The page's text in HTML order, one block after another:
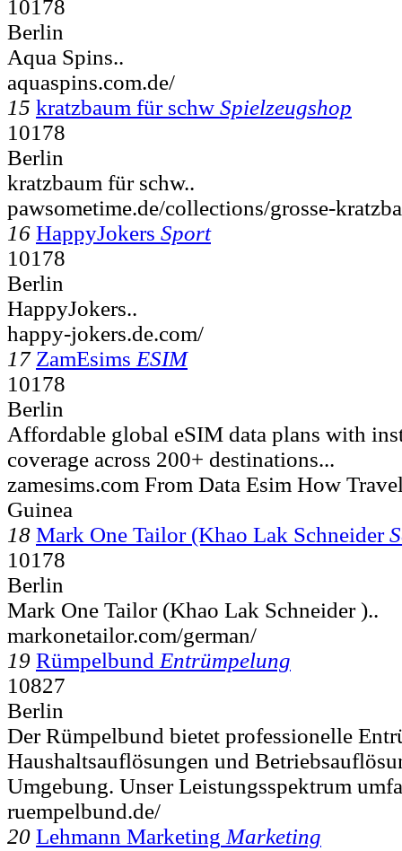
10178
Berlin
Aqua Spins..
aquaspins.com.de/
15 kratzbaum für schw Spielzeugshop
10178
Berlin
kratzbaum für schw..
pawsometime.de/collections/grosse-
16 HappyJokers Sport
10178
Berlin
HappyJokers..
happy-jokers.de.com/
17 ZamEsims ESIM
10178
Berlin
Affordable global eSIM data plans with
coverage across 200+ destinations...
zamesims.com From Data Esim How
Guinea
18 Mark One Tailor (Khao Lak Schneider
10178
Berlin
Mark One Tailor (Khao Lak Schneider )..
markonetailor.com/german/
19 Rümpelbund Entrümpelung
10827
Berlin
Der Rümpelbund bietet professionelle
Haushaltsauflösungen und
Umgebung. Unser Leistungsspektrum
ruempelbund.de/
20 Lehmann Marketing Marketing